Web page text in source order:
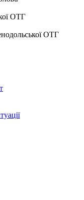
ОТГ
ОТГ